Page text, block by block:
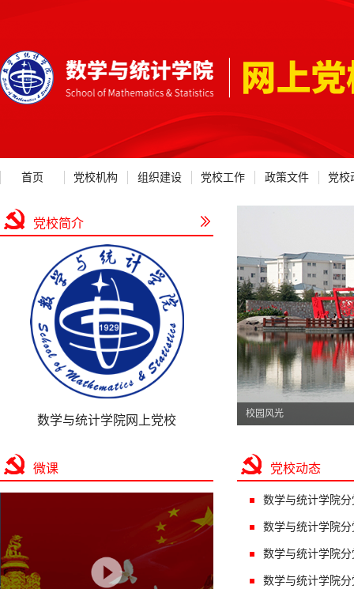
首页 党校机构 组织建设 党校工作 政策文件 党校
党校简介
数学与统计学院网上党校 校园风光
微课 党校动态